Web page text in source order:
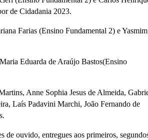
de Cidadania 2023.
Farias (Ensino Fundamental 2) e Yasmim
Eduarda de Araújo Bastos(Ensino
Anne Sophia Jesus de Almeida,
Laís Padavini Marchi, João Fernando de
de ouvido, entregues aos primeiros,